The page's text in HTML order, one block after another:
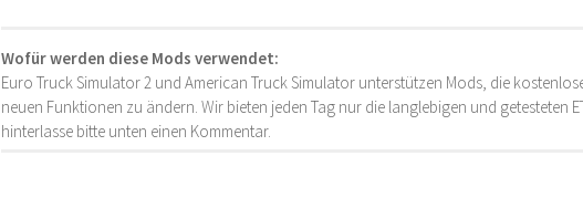
Wofür werden diese Mods verwendet:
Euro Truck Simulator 2 und American Truck Simulator unterstützen Mods, die
neuen Funktionen zu ändern. Wir bieten jeden Tag nur die langlebigen und getesteten
hinterlasse bitte unten einen Kommentar.